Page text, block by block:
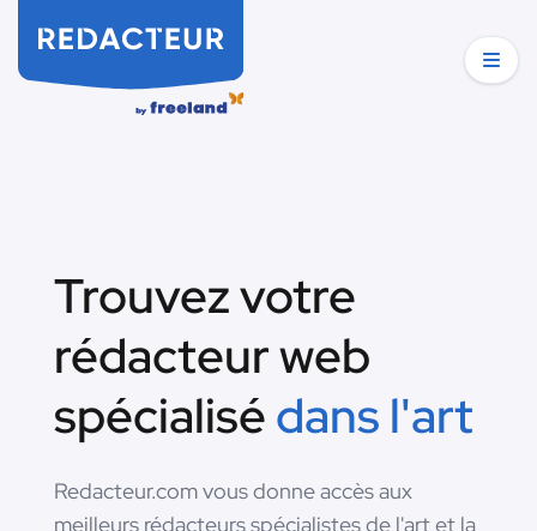
Trouvez votre
rédacteur web
spécialisédans l'art
Redacteur.com vous donne accès aux
meilleurs rédacteurs spécialistes de l'art et la